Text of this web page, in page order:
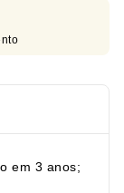
em 3 anos;